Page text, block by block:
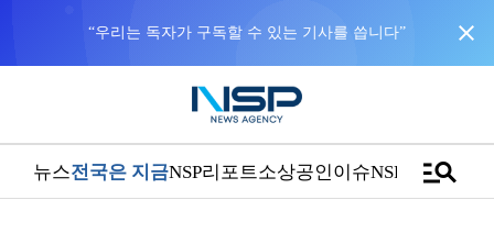
“우리는 독자가 구독할 수 있는 기사를 씁니다” close
뉴스전국은 지금NSP리포트소상공인이슈NSPTVmanage_search